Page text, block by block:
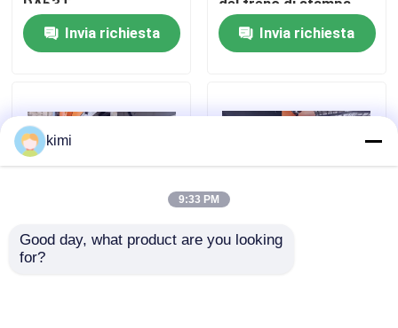
Controllo di qualità
Notizie
Chiedi un preventivo
DA53T
Invia richiesta
del freno di stampa
3260 mm x 1500 mm
Invia richiesta
Macchine per
kimi
9:33 PM
Good day, what product are you looking
for?